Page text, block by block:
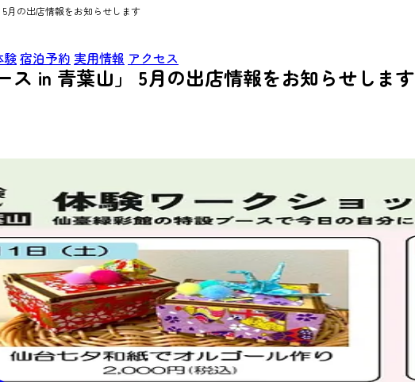
験宿泊予約 実用情報 アクセス
月の出店情報をお知らせします
ス in 青葉山」 5月の出店情報をお知らせします